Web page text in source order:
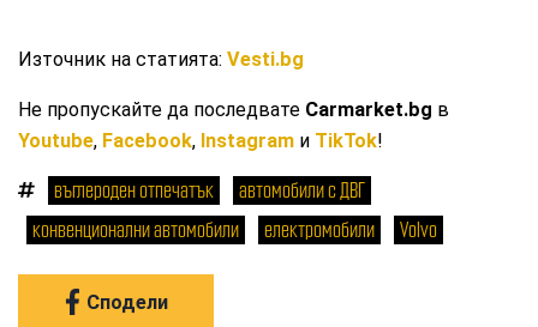
Източник на статията:Vesti.bg
Не пропускайте да последвате Carmarket.bg в
Youtube, Facebook, Instagram и TikTok!
въглероден отпечатък
автомобили с ДВГ
конвенционални автомобили
електромобили Volvo
Сподели